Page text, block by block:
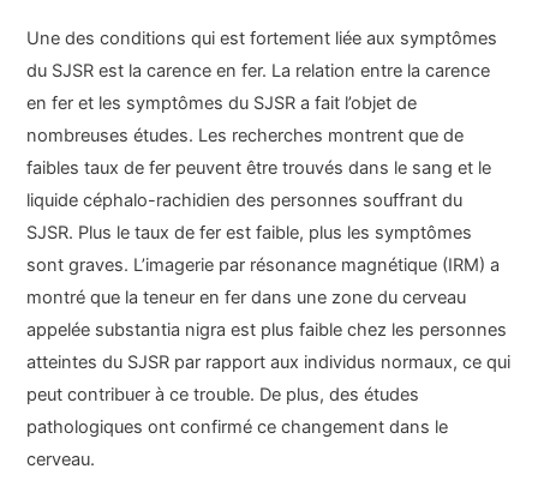
Une des conditions qui est fortement liée aux symptômes
du SJSR est la carence en fer. La relation entre la carence
en fer et les symptômes du SJSR a fait l’objet de
nombreuses études. Les recherches montrent que de
faibles taux de fer peuvent être trouvés dans le sang et le
liquide céphalo-rachidien des personnes souffrant du
SJSR. Plus le taux de fer est faible, plus les symptômes
sont graves. L’imagerie par résonance magnétique (IRM) a
montré que la teneur en fer dans une zone du cerveau
appelée substantia nigra est plus faible chez les personnes
atteintes du SJSR par rapport aux individus normaux, ce qui
peut contribuer à ce trouble. De plus, des études
pathologiques ont confirmé ce changement dans le
cerveau.